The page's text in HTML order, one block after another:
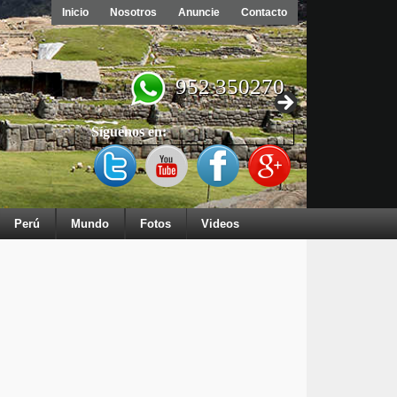
Inicio Nosotros Anuncie Contacto
952 350270
Síguenos en:
Perú Mundo Fotos Videos